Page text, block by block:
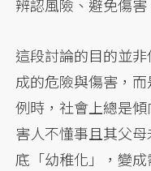
辨認風險、避免傷害
這段討論的目的並
成的危險與傷害，
例時，社會上總是
害人不懂事且其父
底「幼稚化」，變